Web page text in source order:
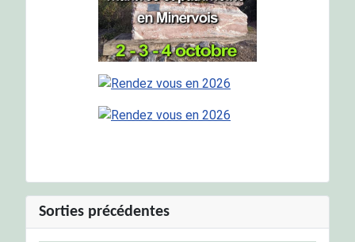
Sorties précédentes